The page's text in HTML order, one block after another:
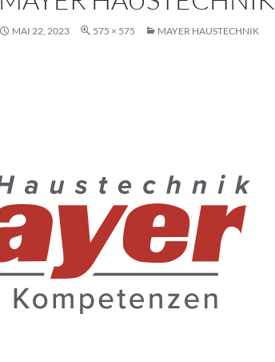
MAI 22, 2023 575 × 575 MAYER HAUSTECHNIK